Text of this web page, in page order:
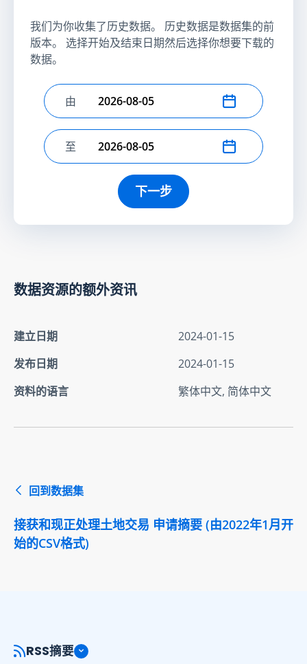
我们为你收集了历史数据。 历史数据是数据集的前
版本。 选择开始及结束日期然后选择你想要下载的
数据。
选择开始日期
由
选择结束日期
至
下一步
数据资源的额外资讯
建立日期
2024-01-15
发布日期
2024-01-15
资料的语言
繁体中文, 简体中文
回到数据集
接获和现正处理土地交易 申请摘要 (由2022年1月开
始的CSV格式)
RSS摘要